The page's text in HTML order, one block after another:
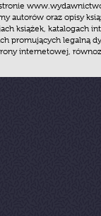
autorów oraz opisy
książek, katalogach
promujących legalną
internetowej,